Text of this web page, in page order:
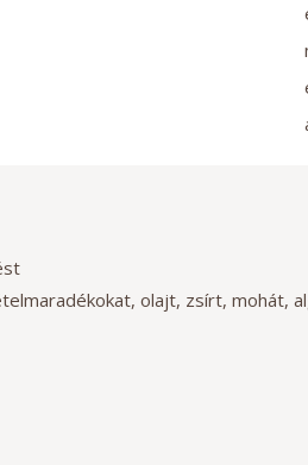
olajt, zsírt, mohát,